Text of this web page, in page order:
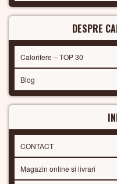
DESPRE
Calorifere – TOP 30
Blog
CONTACT
Magazin online si livrari